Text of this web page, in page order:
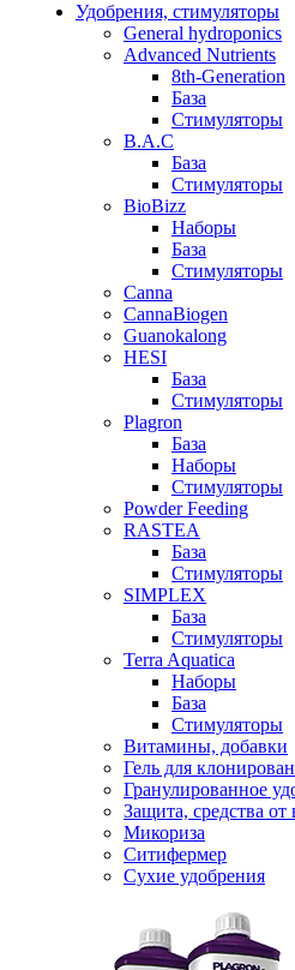
Удобрения, стимуляторы
General hydroponics
Advanced Nutrients
8th-Generation
База
Стимуляторы
B.A.C
База
Стимуляторы
BioBizz
Наборы
База
Стимуляторы
Canna
CannaBiogen
Guanokalong
HESI
База
Стимуляторы
Plagron
База
Наборы
Стимуляторы
Powder Feeding
RASTEA
База
Стимуляторы
SIMPLEX
База
Стимуляторы
Terra Aquatica
Наборы
База
Стимуляторы
Витамины, добавки
Гель для
Гранулированное
Защита, средства от
Микориза
Ситифермер
Сухие удобрения